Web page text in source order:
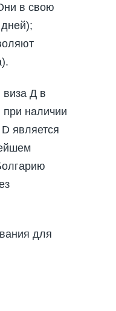
в свою
виза Д в
наличии
является
для